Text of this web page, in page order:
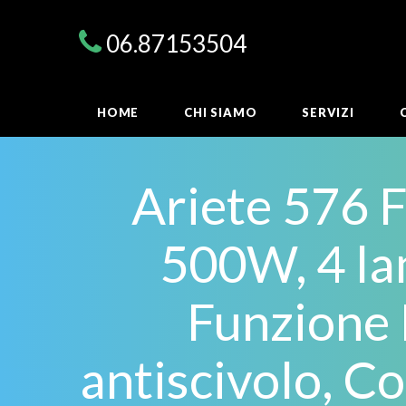
06.87153504
HOME CHI SIAMO SERVIZI
Ariete 576
500W, 4
Funzione
antiscivolo,